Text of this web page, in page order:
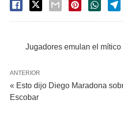
Jugadores emulan el
ANTERIOR
« Esto dijo Diego Maradona
Escobar